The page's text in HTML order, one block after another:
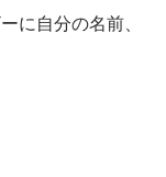
に自分の名前、